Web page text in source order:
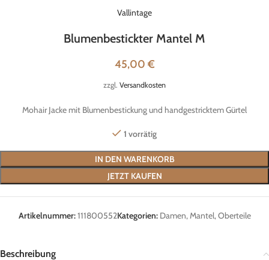
Vallintage
Blumenbestickter Mantel M
45,00 €
zzgl. Versandkosten
Mohair Jacke mit Blumenbestickung und handgestricktem Gürtel
1 vorrätig
IN DEN WARENKORB
JETZT KAUFEN
Artikelnummer:111800552Kategorien: Damen, Mantel, Oberteile
Beschreibung